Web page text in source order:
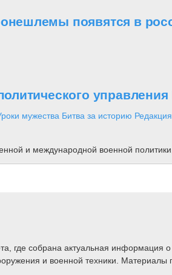
появятся в
мужества Битва за историю Редакция
и международной военной
где собрана актуальная информация
и военной техники.